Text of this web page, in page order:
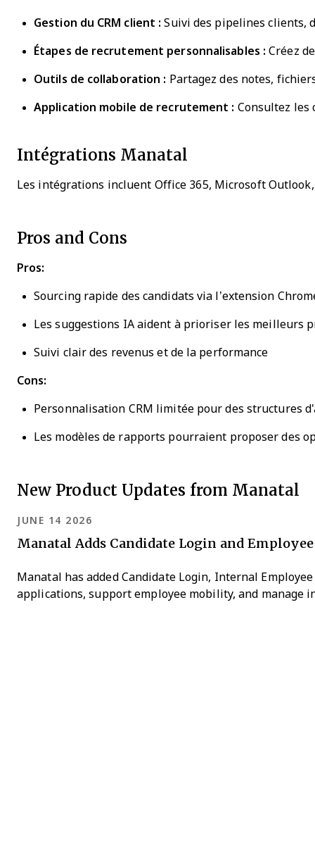
Gestion du CRM client : Suivi des pipelines clients,
Étapes de recrutement personnalisables : Créez
Outils de collaboration : Partagez des notes,
Application mobile de recrutement : Consultez les
Intégrations Manatal
Les intégrations incluent Office 365, Microsoft
Pros and Cons
Pros:
Sourcing rapide des candidats via l’extension
Les suggestions IA aident à prioriser les meilleurs
Suivi clair des revenus et de la performance
Cons:
Personnalisation CRM limitée pour des structures
Les modèles de rapports pourraient proposer des
New Product Updates from Manatal
JUNE 14 2026
Manatal Adds Candidate Login and
Manatal has added Candidate Login, Internal
applications, support employee mobility, and